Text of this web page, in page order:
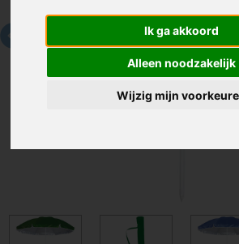
Ik ga akkoord
Alleen noodzakelijk
Wijzig mijn